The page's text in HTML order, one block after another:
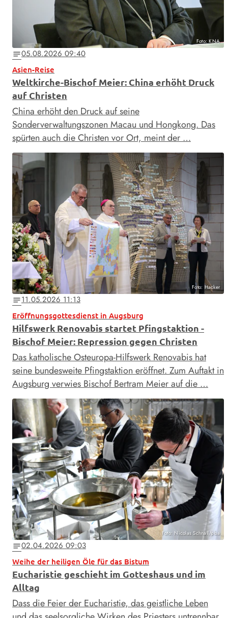
Foto: KNA
notes05.08.2026 09:40
Asien-Reise
Weltkirche-Bischof Meier: China erhöht Druck
auf Christen
China erhöht den Druck auf seine
Sonderverwaltungszonen Macau und Hongkong. Das
spürten auch die Christen vor Ort, meint der …
Foto: Hacker
notes11.05.2026 11:13
Eröffnungsgottesdienst in Augsburg
Hilfswerk Renovabis startet Pfingstaktion -
Bischof Meier: Repression gegen Christen
Das katholische Osteuropa-Hilfswerk Renovabis hat
seine bundesweite Pfingstaktion eröffnet. Zum Auftakt in
Augsburg verwies Bischof Bertram Meier auf die …
Foto: Nicolas Schnall/pba
notes02.04.2026 09:03
Weihe der heiligen Öle für das Bistum
Eucharistie geschieht im Gotteshaus und im
Alltag
Dass die Feier der Eucharistie, das geistliche Leben